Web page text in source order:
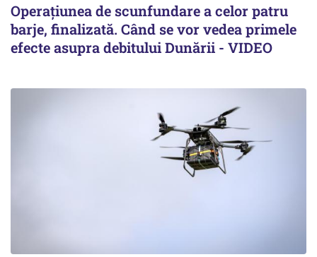
Operațiunea de scunfundare a celor patru
barje, finalizată. Când se vor vedea primele
efecte asupra debitului Dunării - VIDEO